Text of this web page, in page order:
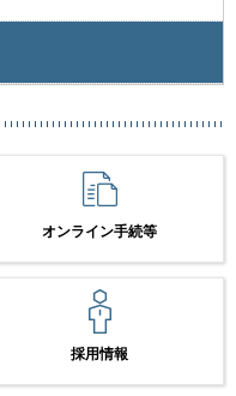
オンライン手続等
採用情報